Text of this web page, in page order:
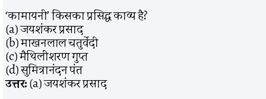
‘कामायनी’ किसका प्रसिद्ध काव्य है?
(a) जयशंकर प्रसाद
(b) माखनलाल चतुर्वेदी
(c) मैथिलीशरण गुप्त
(d) सुमित्रानंदन पंत
उत्तर:(a) जयशंकर प्रसाद